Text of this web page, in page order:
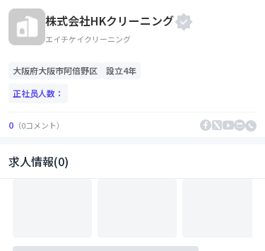
株式会社HKクリーニング
エイチケイクリーニング
大阪府大阪市阿倍野区
設立4年
正社员人数：
0 （0コメント）
求人情報(0)